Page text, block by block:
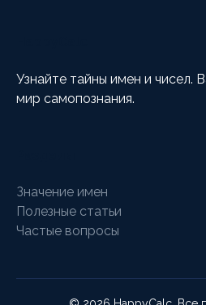
Узнайте тайны имен и чисел.
мир самопознания.
Значение имен
Полезные статьи
Частые вопросы